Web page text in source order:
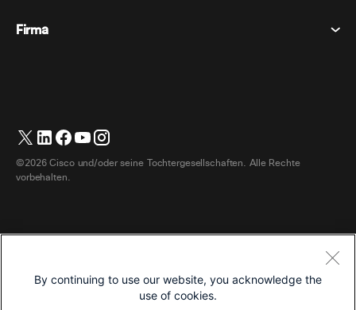
Veranstaltungen
Whiteboarding
Cloud-Kontaktcenter
Marken
Français (Französisch)
Italiano (Italienisch)
한국어 (Koreanisch)
Kopfhörer
Zimmerzubehör
Preise
Webinare Ansehen
Entwickler
Firma
Support kontaktieren
Kontakt Vertrieb
©2026 Cisco und/oder seine Tochtergesellschaften. Alle Rechte
vorbehalten.
Datenschutzerklärung
By continuing to use our website, you acknowledge the
use of cookies.